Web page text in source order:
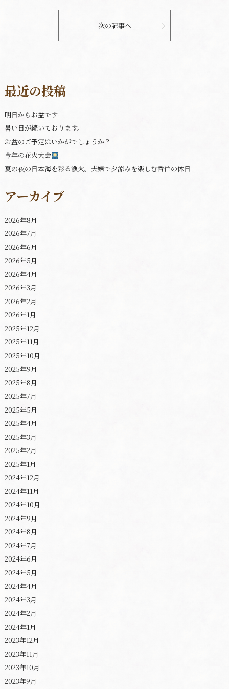
次の記事へ
最近の投稿
明日からお盆です
暑い日が続いております。
お盆のご予定はいかがでしょうか？
今年の花火大会
夏の夜の日本海を彩る漁火。夫婦で夕涼みを楽しむ香住の休日
アーカイブ
2026年8月
2026年7月
2026年6月
2026年5月
2026年4月
2026年3月
2026年2月
2026年1月
2025年12月
2025年11月
2025年10月
2025年9月
2025年8月
2025年7月
2025年5月
2025年4月
2025年3月
2025年2月
2025年1月
2024年12月
2024年11月
2024年10月
2024年9月
2024年8月
2024年7月
2024年6月
2024年5月
2024年4月
2024年3月
2024年2月
2024年1月
2023年12月
2023年11月
2023年10月
2023年9月